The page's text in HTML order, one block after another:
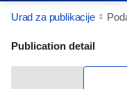
Urad za publikacije
Publication
Publication detail